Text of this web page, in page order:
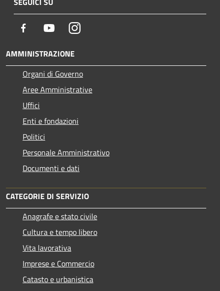
Facebook YoutubeInstagram
AMMINISTRAZIONE
Organi di Governo
Aree Amministrative
Uffici
Enti e fondazioni
Politici
Personale Amministrativo
Documenti e dati
CATEGORIE DI SERVIZIO
Anagrafe e stato civile
Cultura e tempo libero
Vita lavorativa
Imprese e Commercio
Catasto e urbanistica